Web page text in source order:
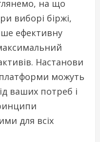
на що
виборі біржі,
ефективну
Настанови
можуть
ваших потреб і
для всіх